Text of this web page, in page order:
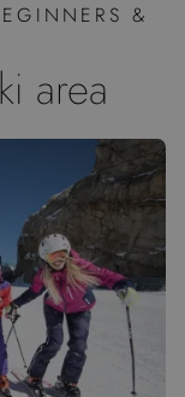
&
area